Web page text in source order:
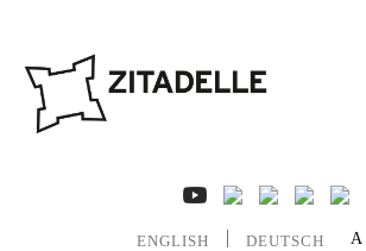
ENGLISH DEUTSCH A